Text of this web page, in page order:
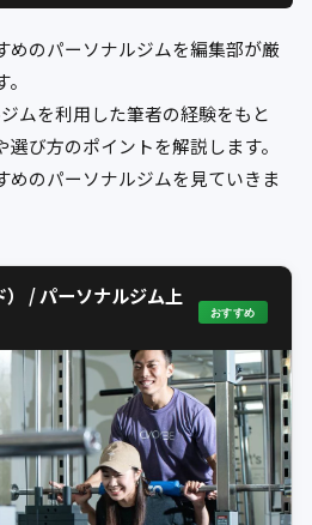
めのパーソナルジムを編集部が厳
ムを利用した筆者の経験をもと
び方のポイントを解説します。
めのパーソナルジムを見ていきま
） / パーソナルジム上
おすすめ